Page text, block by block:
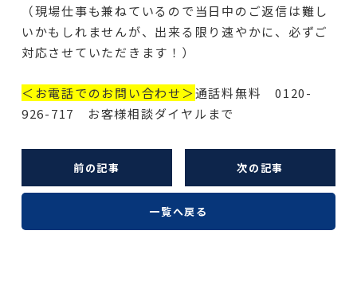
（現場仕事も兼ねているので当日中のご返信は難し
いかもしれませんが、出来る限り速やかに、必ずご
対応させていただきます！）
＜お電話でのお問い合わせ＞通話料無料 0120-
926-717 お客様相談ダイヤルまで
前の記事 次の記事
一覧へ戻る